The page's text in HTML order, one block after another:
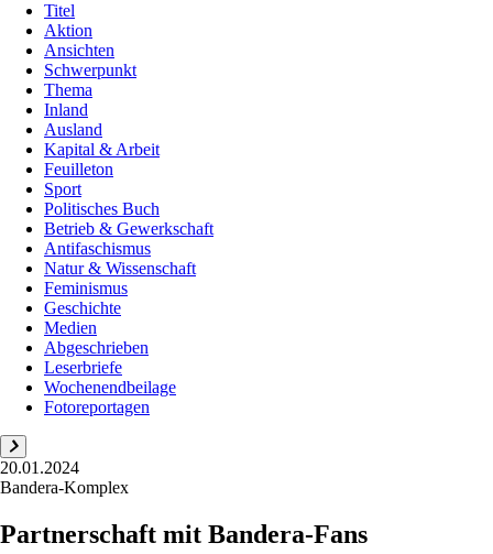
Titel
Aktion
Ansichten
Schwerpunkt
Thema
Inland
Ausland
Kapital & Arbeit
Feuilleton
Sport
Politisches Buch
Betrieb & Gewerkschaft
Antifaschismus
Natur & Wissenschaft
Feminismus
Geschichte
Medien
Abgeschrieben
Leserbriefe
Wochenendbeilage
Fotoreportagen
20.01.2024
Bandera-Komplex
Partnerschaft mit Bandera-Fans